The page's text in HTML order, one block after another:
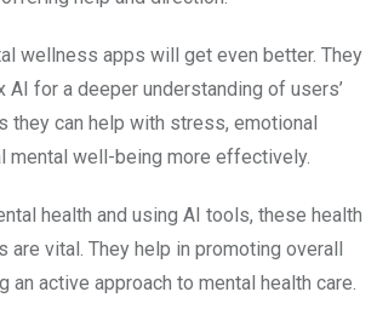
wellness apps will get even better. They
AI for a deeper understanding of users’
they can help with stress, emotional
mental well-being more effectively.
health and using AI tools, these health
are vital. They help in promoting overall
an active approach to mental health care.